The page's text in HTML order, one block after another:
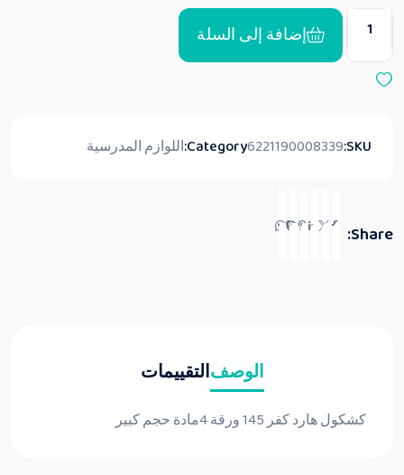
ن
إضافة إلى السلة
SKU:
6221190008339
Category: اللوازم المدرسية
Share:
الوصفالتقييمات
كشكول هارد كفر 145 ورقة 4مادة حجم كبير